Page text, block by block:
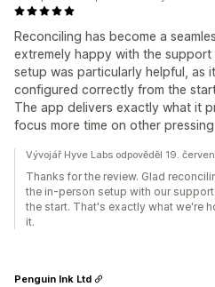
Reconciling has become a
extremely happy with the
setup was particularly helpful, as
configured correctly from the
The app delivers exactly what it
focus more time on other
Vývojář Hyve Labs odpověděl 19.
Thanks for the review. Glad
the in-person setup with our
the start. That's exactly what we're
it.
Penguin Ink Ltd